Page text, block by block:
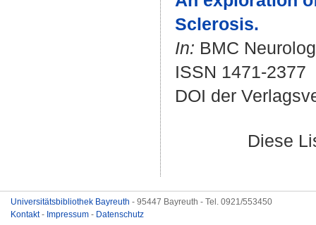
Sclerosis.
In: BMC
ISSN 1471-2377
DOI der
Diese
Universitätsbibliothek Bayreuth - 95447 Bayreuth - Tel. 0921/553450
Kontakt- Impressum - Datenschutz